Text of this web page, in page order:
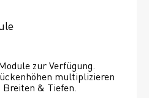
zur Verfügung.
multiplizieren
& Tiefen.